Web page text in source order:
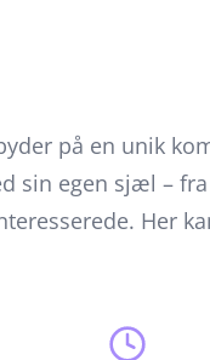
på en unik
sin egen sjæl –
Her